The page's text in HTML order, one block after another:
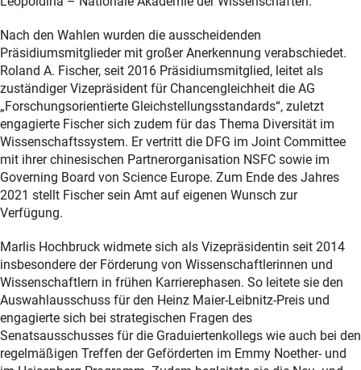
Nach den Wahlen wurden die ausscheidenden
Präsidiumsmitglieder mit großer Anerkennung verabschiedet.
Roland A. Fischer, seit 2016 Präsidiumsmitglied, leitet als
zuständiger Vizepräsident für Chancengleichheit die AG
„Forschungsorientierte Gleichstellungsstandards“, zuletzt
engagierte Fischer sich zudem für das Thema Diversität im
Wissenschaftssystem. Er vertritt die DFG im Joint Committee
mit ihrer chinesischen Partnerorganisation NSFC sowie im
Governing Board von Science Europe. Zum Ende des Jahres
2021 stellt Fischer sein Amt auf eigenen Wunsch zur
Verfügung.
Marlis Hochbruck widmete sich als Vizepräsidentin seit 2014
insbesondere der Förderung von Wissenschaftlerinnen und
Wissenschaftlern in frühen Karrierephasen. So leitete sie den
Auswahlausschuss für den Heinz Maier-Leibnitz-Preis und
engagierte sich bei strategischen Fragen des
Senatsausschusses für die Graduiertenkollegs wie auch bei den
regelmäßigen Treffen der Geförderten im Emmy Noether- und